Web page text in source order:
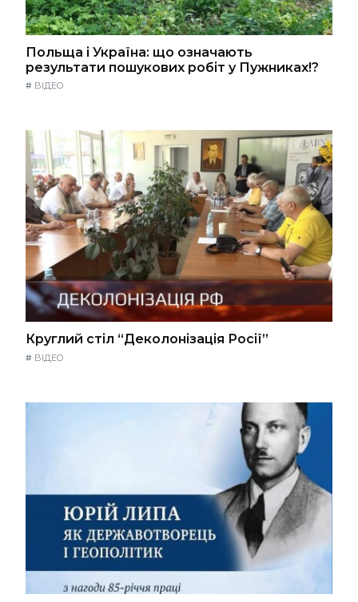
Польща і Україна: що означають
результати пошукових робіт у Пужниках!?
# ВІДЕО
Круглий стіл “Деколонізація Росії”
# ВІДЕО